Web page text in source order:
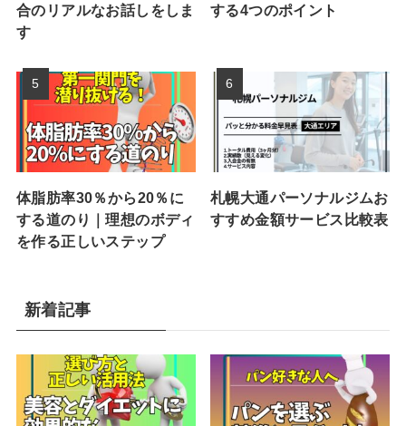
合のリアルなお話しをしま
す
する4つのポイント
体脂肪率30％から20％に
する道のり｜理想のボディ
を作る正しいステップ
札幌大通パーソナルジムお
すすめ金額サービス比較表
新着記事